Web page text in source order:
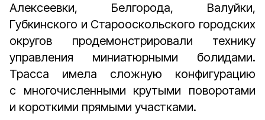
Алексеевки, Белгорода, Валуйки,
Губкинского и Старооскольского городских
округов продемонстрировали технику
управления миниатюрными болидами.
Трасса имела сложную конфигурацию
с многочисленными крутыми поворотами
и короткими прямыми участками.